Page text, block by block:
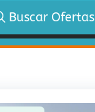
Buscar Ofertas